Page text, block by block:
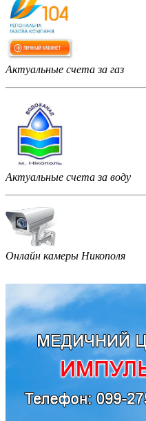
Актуальные счета за газ
Актуальные счета за воду
Онлайн камеры Никополя